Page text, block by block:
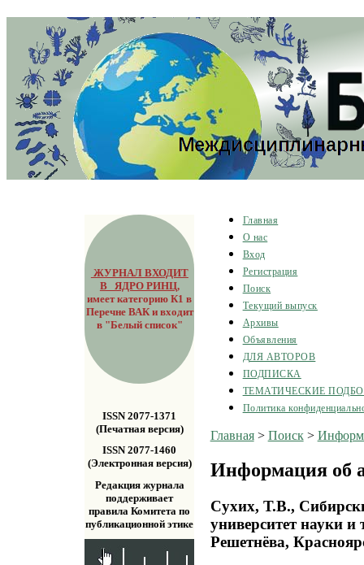
ЖУРНАЛ ВХОДИТ
В ЯДРО РИНЦ,
имеет категорию К1 в
Перечне ВАК и входит
в "Белый список"
ISSN 2077-1371
(Печатная версия)
ISSN 2077-1460
(Электронная версия)
Редакция журнала
поддерживает
правила Комитета по
публикационной этике
Главная
О нас
Вход
Регистрация
Поиск
Текущий выпуск
Архивы
Объявления
ДЛЯ АВТОРОВ
ПОДПИСКА
ТЕМАТИЧЕСКИЕ
Политика
Главная> Поиск>
Информация об
Сухих, Т.В.,
университет науки
Решетнёва,